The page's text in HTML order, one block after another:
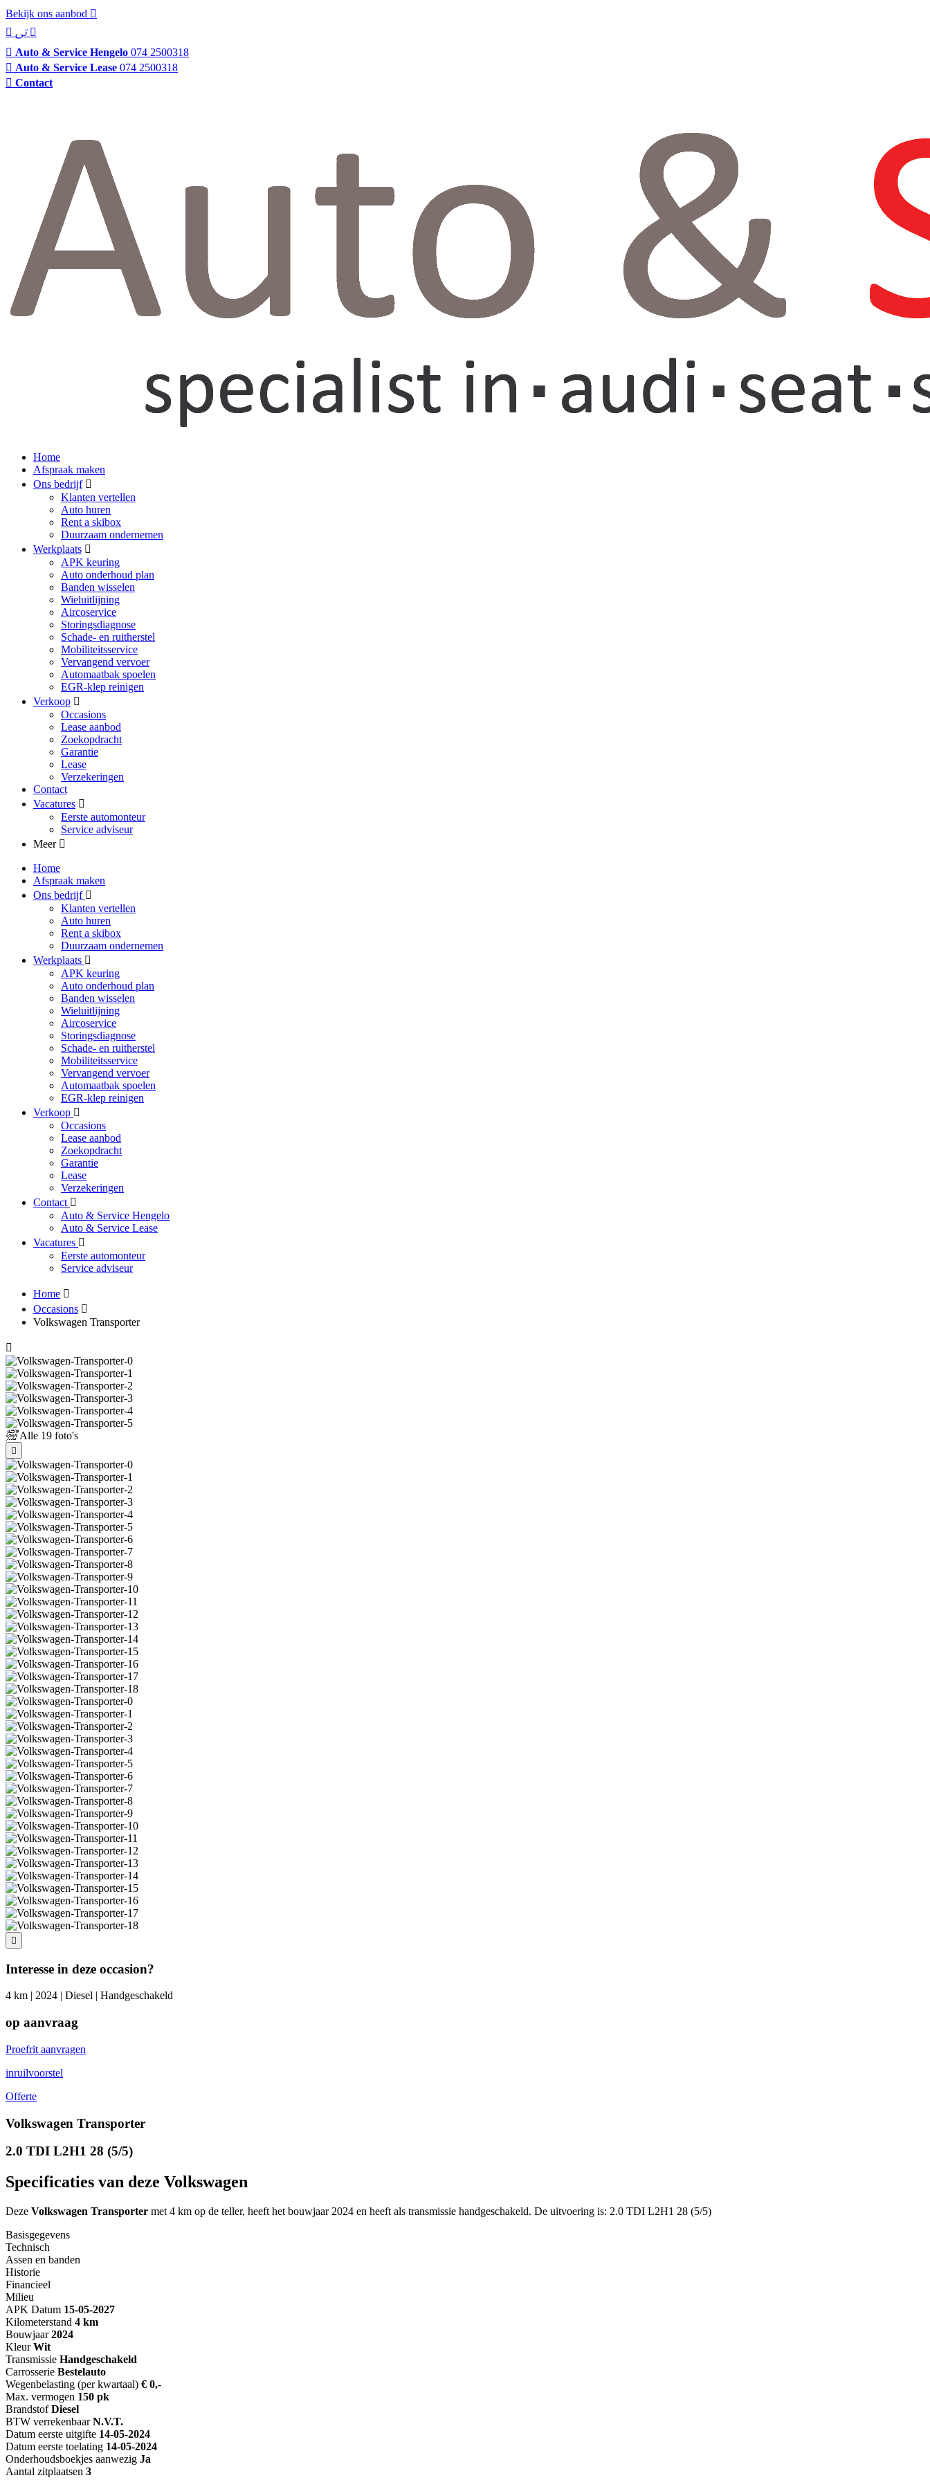
Bekijk ons aanbod
Auto & Service Hengelo 074 2500318
Auto & Service Lease 074 2500318
Contact
Home
Afspraak maken
Ons bedrijf
Klanten vertellen
Auto huren
Rent a skibox
Duurzaam ondernemen
Werkplaats
APK keuring
Auto onderhoud plan
Banden wisselen
Wieluitlijning
Aircoservice
Storingsdiagnose
Schade- en ruitherstel
Mobiliteitsservice
Vervangend vervoer
Automaatbak spoelen
EGR-klep reinigen
Verkoop
Occasions
Lease aanbod
Zoekopdracht
Garantie
Lease
Verzekeringen
Contact
Vacatures
Eerste automonteur
Service adviseur
Meer
Home
Afspraak maken
Ons bedrijf
Klanten vertellen
Auto huren
Rent a skibox
Duurzaam ondernemen
Werkplaats
APK keuring
Auto onderhoud plan
Banden wisselen
Wieluitlijning
Aircoservice
Storingsdiagnose
Schade- en ruitherstel
Mobiliteitsservice
Vervangend vervoer
Automaatbak spoelen
EGR-klep reinigen
Verkoop
Occasions
Lease aanbod
Zoekopdracht
Garantie
Lease
Verzekeringen
Contact
Auto & Service Hengelo
Auto & Service Lease
Vacatures
Eerste automonteur
Service adviseur
Home
Occasions
Volkswagen Transporter
Alle 19 foto's
Interesse in deze occasion?
4 km | 2024 | Diesel | Handgeschakeld
op aanvraag
Proefrit aanvragen
inruilvoorstel
Offerte
Volkswagen Transporter
2.0 TDI L2H1 28 (5/5)
Specificaties van deze Volkswagen
Deze Volkswagen Transporter met 4 km op de teller, heeft het bouwjaar 2024 en heeft als transmissie handgeschakeld. De uitvoering is: 2.0 TDI L2H1 28 (5/5)
Basisgegevens
Technisch
Assen en banden
Historie
Financieel
Milieu
APK Datum 15-05-2027
Kilometerstand 4 km
Bouwjaar 2024
Kleur Wit
Transmissie Handgeschakeld
Carrosserie Bestelauto
Wegenbelasting (per kwartaal) € 0,-
Max. vermogen 150 pk
Brandstof Diesel
BTW verrekenbaar N.V.T.
Datum eerste uitgifte 14-05-2024
Datum eerste toelating 14-05-2024
Onderhoudsboekjes aanwezig Ja
Aantal zitplaatsen 3